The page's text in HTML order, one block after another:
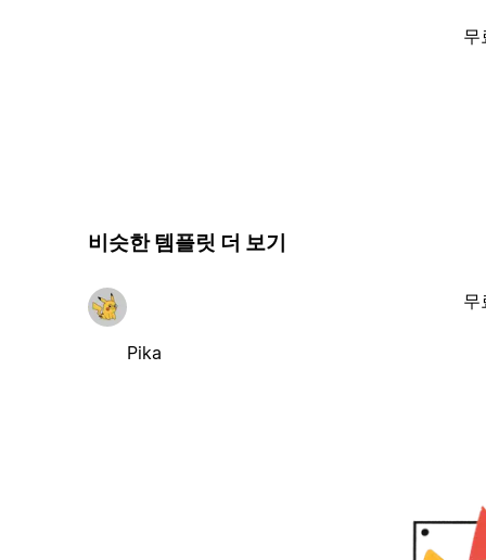
무
비슷한 템플릿 더 보기
Pika
무